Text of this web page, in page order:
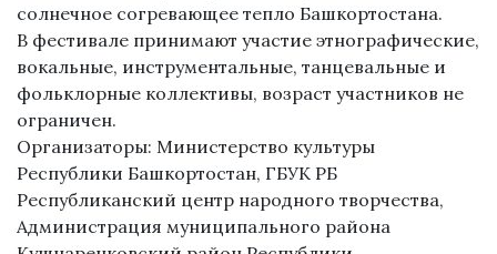
солнечное согревающее тепло Башкортостана.
В фестивале принимают участие этнографические,
вокальные, инструментальные, танцевальные и
фольклорные коллективы, возраст участников не
ограничен.
Организаторы: Министерство культуры
Республики Башкортостан, ГБУК РБ
Республиканский центр народного творчества,
Администрация муниципального района